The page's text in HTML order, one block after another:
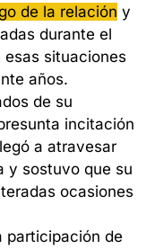
de la relación y
durante el
situaciones
años.
de su
incitación
a atravesar
y sostuvo que su
ocasiones
participación de